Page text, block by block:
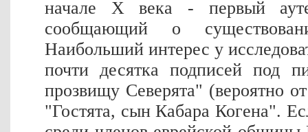
начале Х века - первый
сообщающий о
Наибольший интерес у
почти десятка подписей под
прозвищу Северята" (вероятно
"Гостята, сын Кабара Когена".